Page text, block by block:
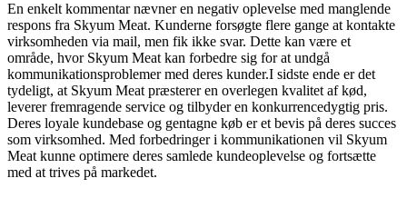
En enkelt kommentar nævner en negativ oplevelse med manglende
respons fra Skyum Meat. Kunderne forsøgte flere gange at kontakte
virksomheden via mail, men fik ikke svar. Dette kan være et
område, hvor Skyum Meat kan forbedre sig for at undgå
kommunikationsproblemer med deres kunder.I sidste ende er det
tydeligt, at Skyum Meat præsterer en overlegen kvalitet af kød,
leverer fremragende service og tilbyder en konkurrencedygtig pris.
Deres loyale kundebase og gentagne køb er et bevis på deres succes
som virksomhed. Med forbedringer i kommunikationen vil Skyum
Meat kunne optimere deres samlede kundeoplevelse og fortsætte
med at trives på markedet.